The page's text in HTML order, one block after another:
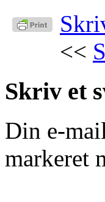
<<
Skriv et
Din e-
markeret